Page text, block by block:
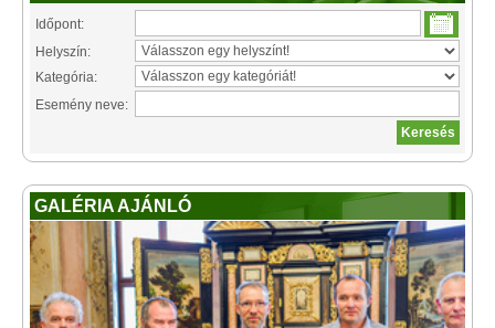
Időpont:
Helyszín:
Kategória:
Esemény neve:
GALÉRIA AJÁNLÓ